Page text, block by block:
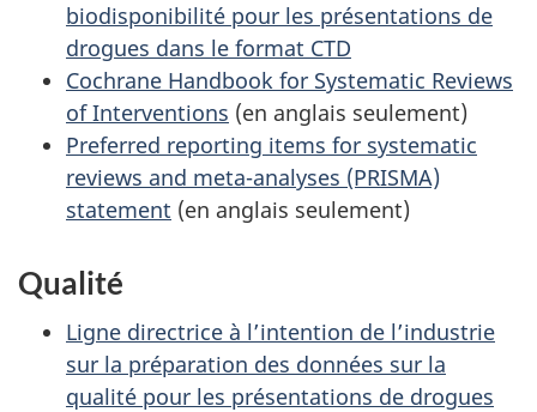
biodisponibilité pour les présentations de
drogues dans le format CTD
Cochrane Handbook for Systematic Reviews
of Interventions (en anglais seulement)
Preferred reporting items for systematic
reviews and meta-analyses (PRISMA)
statement (en anglais seulement)
Qualité
Ligne directrice à l’intention de l’industrie
sur la préparation des données sur la
qualité pour les présentations de drogues